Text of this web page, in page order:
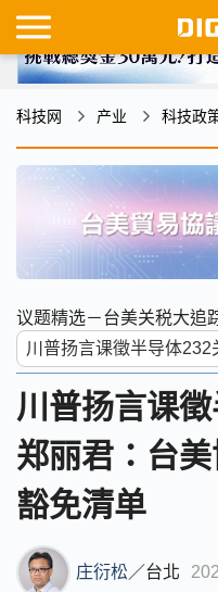
科技网 产业 科技政
议题精选－台美关税大追
川普扬言课
郑丽君：台
豁免清单
庄衍松 ／台北